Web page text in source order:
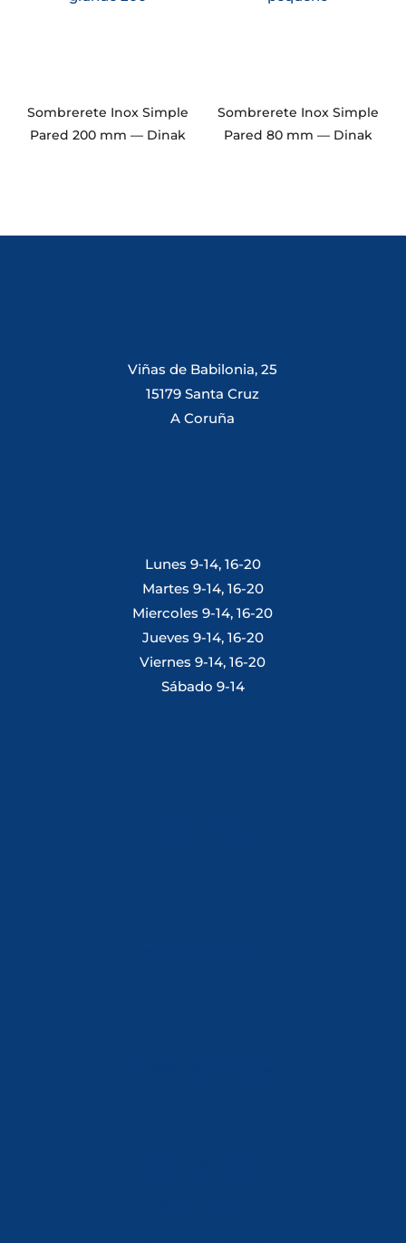
Sombrerete Inox Simple
Pared 200 mm — Dinak
Sombrerete Inox Simple
Pared 80 mm — Dinak
Viñas de Babilonia, 25
15179 Santa Cruz
A Coruña
Lunes 9-14, 16-20
Martes 9-14, 16-20
Miercoles 9-14, 16-20
Jueves 9-14, 16-20
Viernes 9-14, 16-20
Sábado 9-14